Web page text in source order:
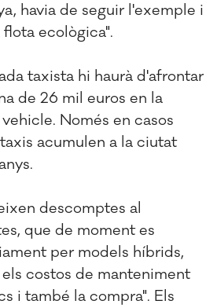
havia de seguir l'exemple i
ecològica".
taxista hi haurà d'afrontar
de 26 mil euros en la
Només en casos
acumulen a la ciutat
descomptes al
que de moment es
per models híbrids,
costos de manteniment
i també la compra". Els